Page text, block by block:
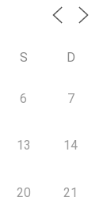
S D
6 7
13 14
20 21